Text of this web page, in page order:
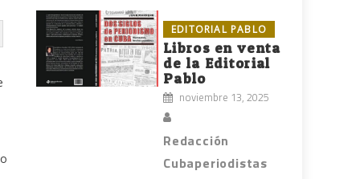
EDITORIAL PABLO
Libros en venta
de la Editorial
Pablo
noviembre 13, 2025
Redacción
Cubaperiodistas